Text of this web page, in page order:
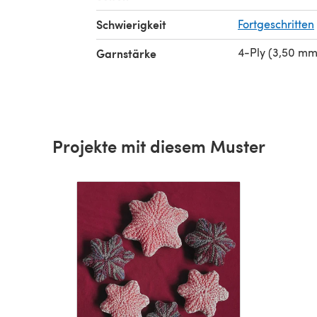
Schwierigkeit Fortgeschritten
Garnstärke 4-Ply (3,50
Projekte mit diesem Muster